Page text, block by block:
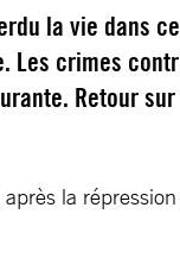
la vie dans
Les crimes
Retour sur
la